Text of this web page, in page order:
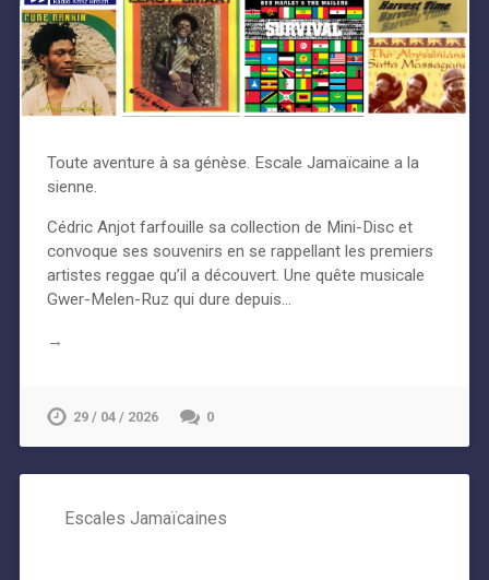
Toute aventure à sa génèse. Escale Jamaïcaine a la
sienne.
Cédric Anjot farfouille sa collection de Mini-Disc et
convoque ses souvenirs en se rappellant les premiers
artistes reggae qu’il a découvert. Une quête musicale
Gwer-Melen-Ruz qui dure depuis…
→
29 / 04 / 2026 0
Escales Jamaïcaines